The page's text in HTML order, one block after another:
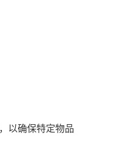
以确保特定物品